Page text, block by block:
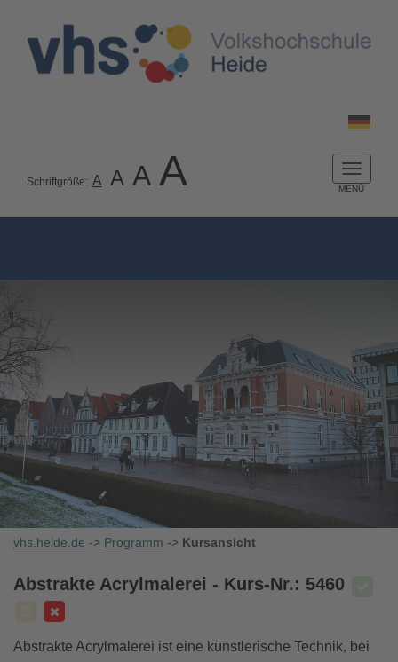
Schriftgröße: A A A A
vhs.heide.de -> Programm -> Kursansicht
Abstrakte Acrylmalerei - Kurs-Nr.: 5460
Abstrakte Acrylmalerei ist eine künstlerische Technik, bei